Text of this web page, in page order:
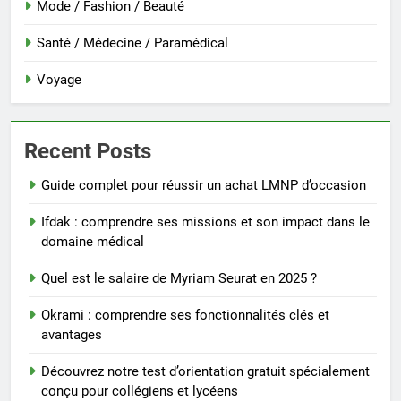
Mode / Fashion / Beauté
Santé / Médecine / Paramédical
Voyage
Recent Posts
Guide complet pour réussir un achat LMNP d’occasion
Ifdak : comprendre ses missions et son impact dans le
domaine médical
Quel est le salaire de Myriam Seurat en 2025 ?
Okrami : comprendre ses fonctionnalités clés et
avantages
Découvrez notre test d’orientation gratuit spécialement
conçu pour collégiens et lycéens